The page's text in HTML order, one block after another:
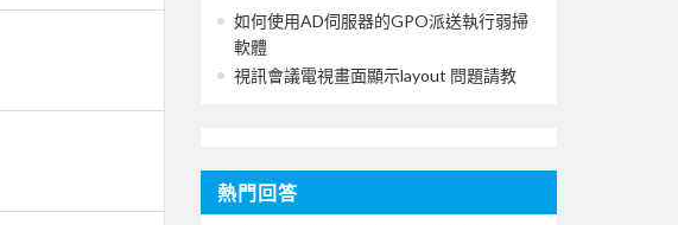
如何使用AD伺服器的GPO派送執行弱掃
軟體
視訊會議電視畫面顯示layout 問題請教
熱門回答